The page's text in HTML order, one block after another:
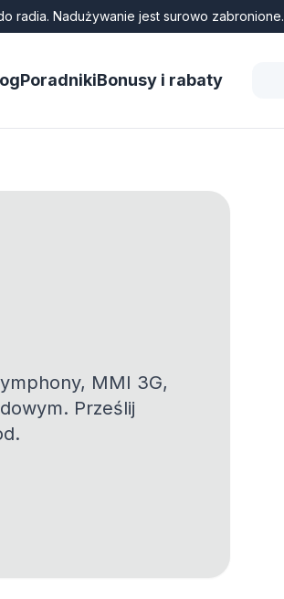
radia. Nadużywanie jest surowo zabronione.
PoradnikiBonusy i rabaty
MMI 3G,
Prześlij